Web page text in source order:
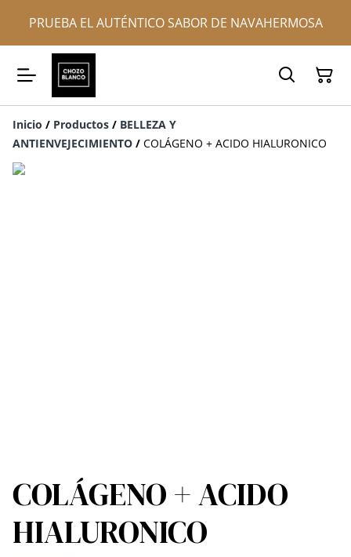
PRUEBA EL AUTÉNTICO SABOR DE NAVAHERMOSA
Inicio / Productos / BELLEZA Y
ANTIENVEJECIMIENTO / COLÁGENO + ACIDO HIALURONICO
COLÁGENO + ACIDO
HIALURONICO